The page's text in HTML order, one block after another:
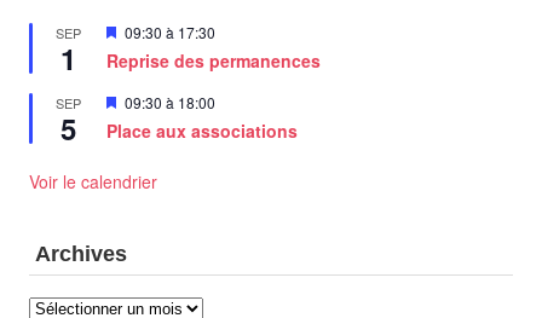
SEP
1
Mis
avant
09:30 à 17:30
Reprise des permanences
SEP
5
Mis
avant
09:30 à 18:00
Place aux associations
Voir le calendrier
Archives
Archives